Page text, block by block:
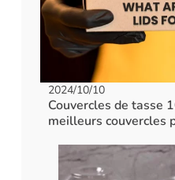
2024/10/10
Couvercles de tasse
meilleurs couvercles